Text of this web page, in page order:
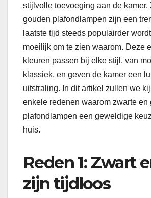
stijlvolle toevoeging aan de kamer.
gouden plafondlampen zijn een
laatste tijd steeds populairder
moeilijk om te zien waarom. Deze
kleuren passen bij elke stijl, van
klassiek, en geven de kamer een
uitstraling. In dit artikel zullen we
enkele redenen waarom zwarte en
plafondlampen een geweldige
huis.
Reden 1: Zwart
zijn tijdloos